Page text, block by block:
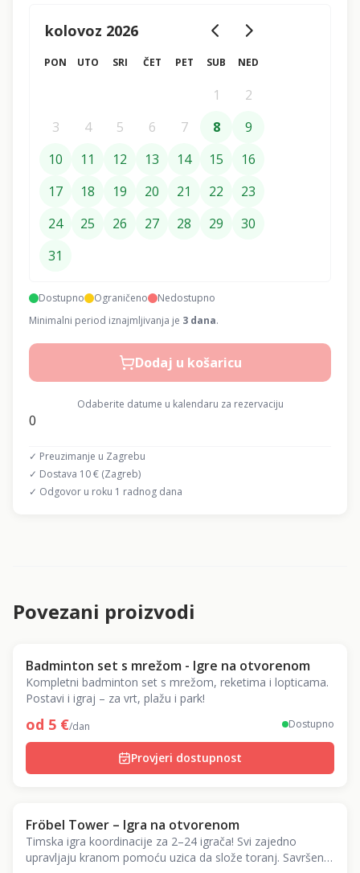
kolovoz 2026
PON UTO SRI ČET PET SUB NED
1
2
3
4 5 6 7 8
9
10
11 12 13 14 15
16
17
18 19 20 21 22
23
24
25 26 27 28 29
30
31
Dostupno Ograničeno
Nedostupno
Minimalni period iznajmljivanja je 3 dana.
Dodaj u košaricu
Odaberite datume u kalendaru za rezervaciju
0
✓ Preuzimanje u Zagrebu
✓ Dostava 10 € (Zagreb)
✓ Odgovor u roku 1 radnog dana
Povezani proizvodi
Badminton set s mrežom - Igre na otvorenom
Kompletni badminton set s mrežom, reketima i lopticama.
Postavi i igraj – za vrt, plažu i park!
od 5 €/dan Dostupno
Provjeri dostupnost
Fröbel Tower – Igra na otvorenom
Timska igra koordinacije za 2–24 igrača! Svi zajedno
upravljaju kranom pomoću uzica da slože toranj. Savršena